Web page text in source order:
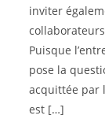
inviter
Puisque
pose la
acquittée par
est […]